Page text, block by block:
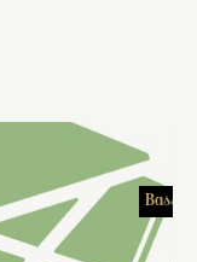
Bassin